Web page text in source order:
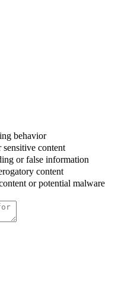
behavior
sensitive content
or false information
content
or potential malware